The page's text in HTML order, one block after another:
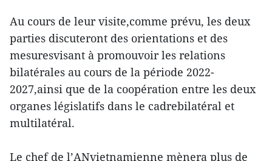
Au cours de leur visite,comme prévu, les deux
parties discuteront des orientations et des
mesuresvisant à promouvoir les relations
bilatérales au cours de la période 2022-
2027,ainsi que de la coopération entre les deux
organes législatifs dans le cadrebilatéral et
multilatéral.
Le chef de l’ANvietnamienne mènera plus de